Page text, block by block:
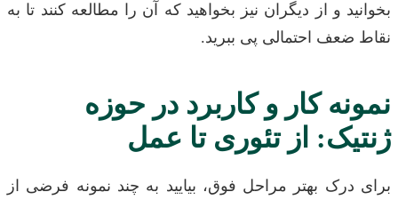
و از دیگران نیز بخواهید که آن را مطالعه کنند تا به
احتمالی پی ببرید.
کار و کاربرد در حوزه
از تئوری تا عمل
بهتر مراحل فوق، بیایید به چند نمونه فرضی از